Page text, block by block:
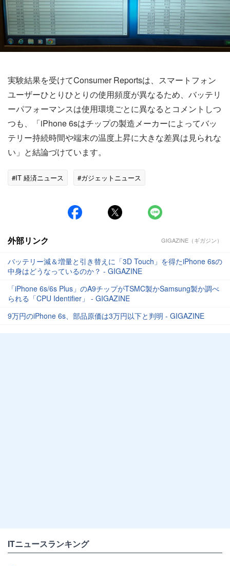
実験結果を受けてConsumer Reportsは、スマートフォン
ユーザーひとりひとりの使用頻度が異なるため、バッテリ
ーパフォーマンスは使用環境ごとに異なるとコメントしつ
つも、「iPhone 6sはチップの製造メーカーによってバッ
テリー持続時間や端末の温度上昇に大きな差異は見られな
い」と結論づけています。
#IT 経済ニュース #ガジェットニュース
外部リンク GIGAZINE（ギガジン）
バッテリー減＆増量と引き替えに「3D Touch」を得たiPhone 6sの
中身はどうなっているのか？ - GIGAZINE
「iPhone 6s/6s Plus」のA9チップがTSMC製かSamsung製か調べ
られる「CPU Identifier」 - GIGAZINE
9万円のiPhone 6s、部品原価は3万円以下と判明 - GIGAZINE
ITニュースランキング